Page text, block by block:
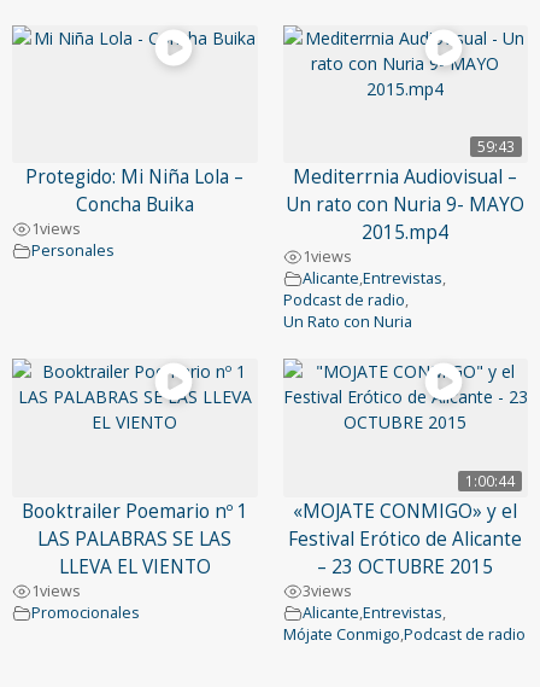
Protegido: Mi Niña Lola –
Concha Buika
1views
Personales
59:43
Mediterrnia Audiovisual –
Un rato con Nuria 9- MAYO
2015.mp4
1views
Alicante,Entrevistas,
Podcast de radio,
Un Rato con Nuria
Booktrailer Poemario nº 1
LAS PALABRAS SE LAS
LLEVA EL VIENTO
1views
Promocionales
1:00:44
«MOJATE CONMIGO» y el
Festival Erótico de Alicante
– 23 OCTUBRE 2015
3views
Alicante,Entrevistas,
Mójate Conmigo,Podcast de radio